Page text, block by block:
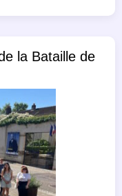
la Bataille de